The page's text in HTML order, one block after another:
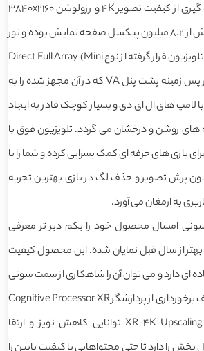
تلویزیون مذکور با بهره گیری از کیفیت تصویر 4K و رزولوشن 3840x2160
پیکسل قادر به ارائه بیش از 8.2 میلیون پیکسل صفحه نمایش بوده و نور
پس زمینه ای که در این تلویزیون قرار گرفته از نوع Direct Full Array (Mini
LED) می باشد. این نور پس زمینه پشت پنل VA که در آن مجهز شده را به
لامپ های ال ای دی و بسیار کوچک قادر به ایجاد
روشن و درخشان می گردد. تلویزیون فوق با
هرتز آن برای بازی های حرفه ای کمک بسزایی کرده و شما را با
پرش تصویر و حذف لگ در بازی بهترین تجربه
به ارمغان می آورد.
امسال محصول خود را یکم دیر تر معرفی
بهتر از سال قبل نمایان شده. این محصول کیفیت
ای دارد و می توان آن را شاهکاری از سمت سونی
دانست. این مدل به لطف برخورداری از پردازشگر Cognitive Processor XR
و به کمک تکنولوژی XR 4K Upscaling توانایی کاهش نویز و ارتقا